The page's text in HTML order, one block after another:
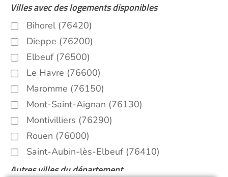
Villes avec des logements disponibles
Bihorel (76420)
Dieppe (76200)
Elbeuf (76500)
Le Havre (76600)
Maromme (76150)
Mont-Saint-Aignan (76130)
Montivilliers (76290)
Rouen (76000)
Saint-Aubin-lès-Elbeuf (76410)
Autres villes du département